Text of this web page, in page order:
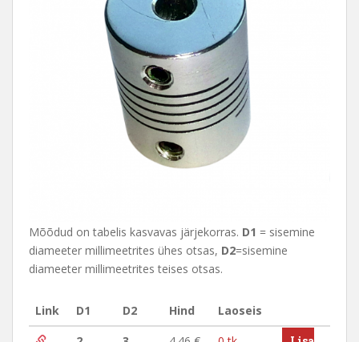
Mõõdud on tabelis kasvavas järjekorras. D1 = sisemine
diameeter millimeetrites ühes otsas, D2=sisemine
diameeter millimeetrites teises otsas.
Link D1 D2 Hind
Laoseis